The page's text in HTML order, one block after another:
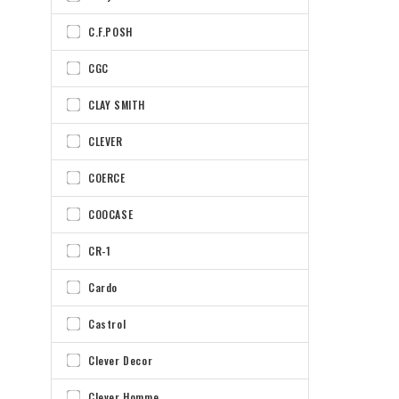
C.F.POSH
CGC
CLAY SMITH
CLEVER
COERCE
COOCASE
CR-1
Cardo
Castrol
Clever Decor